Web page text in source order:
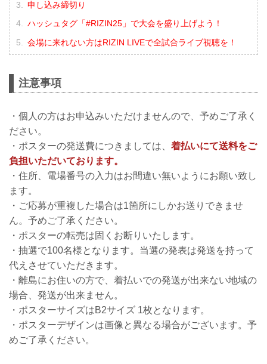
申し込み締切り
ハッシュタグ「#RIZIN25」で大会を盛り上げよう！
会場に来れない方はRIZIN LIVEで全試合ライブ視聴を！
注意事項
・個人の方はお申込みいただけませんので、予めご了承く
ださい。
・ポスターの発送費につきましては、 着払いにて送料をご
負担いただいております。
・住所、電場番号の入力はお間違い無いようにお願い致し
ます。
・ご応募が重複した場合は1箇所にしかお送りできませ
ん。予めご了承ください。
・ポスターの転売は固くお断りいたします。
・抽選で100名様となります。当選の発表は発送を持って
代えさせていただきます。
・離島にお住いの方で、着払いでの発送が出来ない地域の
場合、発送が出来ません。
・ポスターサイズはB2サイズ 1枚となります。
・ポスターデザインは画像と異なる場合がございます。予
めご了承ください。